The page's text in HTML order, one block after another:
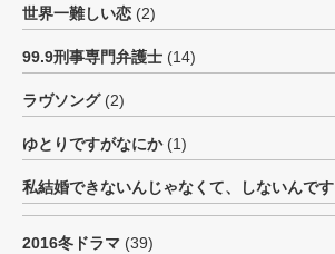
世界一難しい恋 (2)
99.9刑事専門弁護士 (14)
ラヴソング(2)
ゆとりですがなにか(1)
私結婚できないんじゃなくて、しないんです
2016冬ドラマ (39)